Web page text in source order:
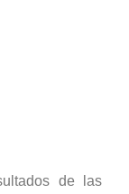
de las